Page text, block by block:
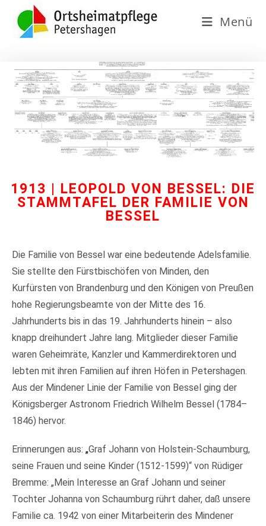
Menü
1913 | LEOPOLD VON BESSEL: DIE
STAMMTAFEL DER FAMILIE VON
BESSEL
Die Familie von Bessel war eine bedeutende Adelsfamilie.
Sie stellte den Fürstbischöfen von Minden, den
Kurfürsten von Brandenburg und den Königen von Preußen
hohe Regierungsbeamte von der Mitte des 16.
Jahrhunderts bis in das 19. Jahrhunderts hinein – also
knapp dreihundert Jahre lang. Mitglieder dieser Familie
waren Geheimräte, Kanzler und Kammerdirektoren und
lebten mit ihren Familien auf ihren Höfen in Petershagen.
Aus der Mindener Linie der Familie von Bessel ging der
Königsberger Astronom Friedrich Wilhelm Bessel (1784–
1846) hervor.
Erinnerungen aus: „Graf Johann von Holstein-Schaumburg,
seine Frauen und seine Kinder (1512-1599)“ von Rüdiger
Bremme: „Mein Interesse an Graf Johann und seiner
Tochter Johanna von Schaumburg rührt daher, daß unsere
Familie ca. 1942 von einer Mitarbeiterin des Mindener